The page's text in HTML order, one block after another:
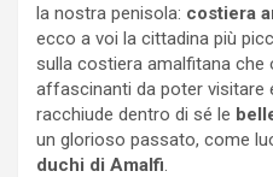
la nostra penisola: costiera
ecco a voi la cittadina più
sulla costiera amalfitana che
affascinanti da poter visitare
racchiude dentro di sé le
un glorioso passato, come
duchi di Amalfi.